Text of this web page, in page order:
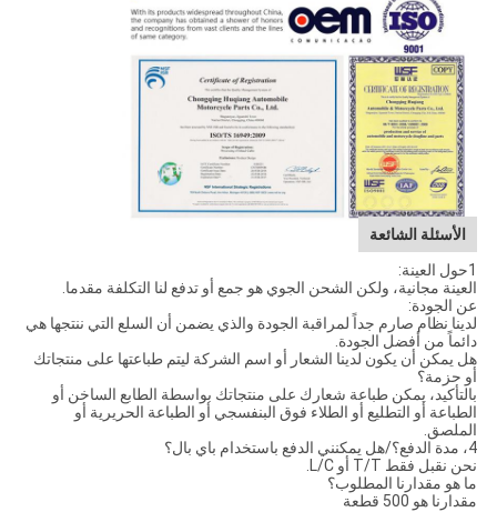
الأسئلة الشائعة
1حول العينة:
العينة مجانية، ولكن الشحن الجوي هو جمع أو تدفع لنا التكلفة مقدما.
عن الجودة:
لدينا نظام صارم جداً لمراقبة الجودة والذي يضمن أن السلع التي ننتجها هي
دائماً من أفضل الجودة.
هل يمكن أن يكون لدينا الشعار أو اسم الشركة ليتم طباعتها على منتجاتك
أو حزمة؟
بالتأكيد، يمكن طباعة شعارك على منتجاتك بواسطة الطابع الساخن أو
الطباعة أو التطليع أو الطلاء فوق البنفسجي أو الطباعة الحريرية أو
الملصق.
4، مدة الدفع؟/هل يمكنني الدفع باستخدام باي بال؟
نحن نقبل فقط T/T أو L/C.
ما هو مقدارنا المطلوب؟
مقدارنا هو 500 قطعة